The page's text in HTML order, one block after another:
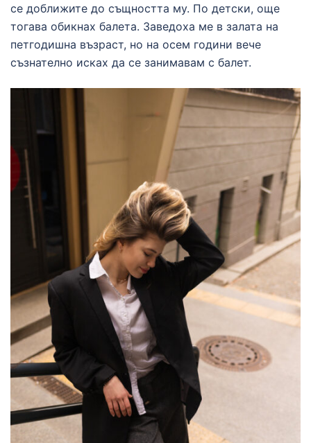
се доближите до същността му. По детски, още
тогава обикнах балета. Заведоха ме в залата на
петгодишна възраст, но на осем години вече
съзнателно исках да се занимавам с балет.